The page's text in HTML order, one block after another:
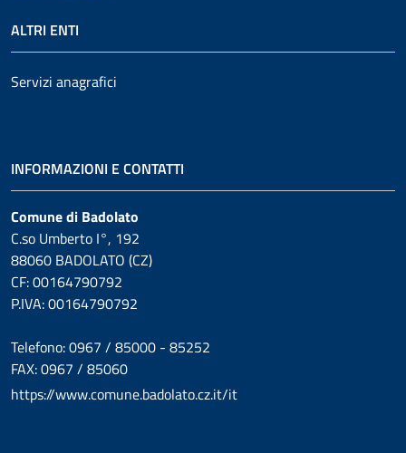
ALTRI ENTI
Servizi anagrafici
INFORMAZIONI E CONTATTI
Comune di Badolato
C.so Umberto I°, 192
88060 BADOLATO (CZ)
CF: 00164790792
P.IVA: 00164790792
Telefono: 0967 / 85000 - 85252
FAX: 0967 / 85060
https://www.comune.badolato.cz.it/it